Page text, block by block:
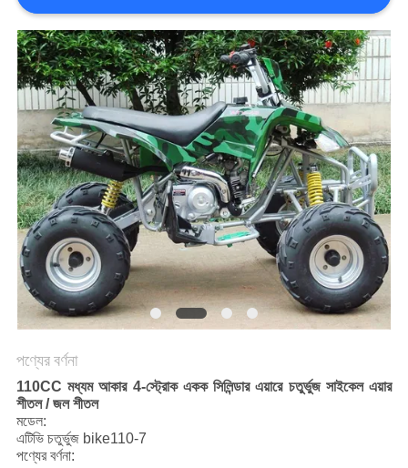
সাইট
ম্যাপ
গোপনীয়তা
নীতি
পণ্যের বর্ণনা
110CC মধ্যম আকার 4-স্ট্রোক একক সিলিন্ডার এয়ারে চতুর্ভুজ সাইকেল এয়ার
শীতল / জল শীতল
মডেল:
এটিভি চতুর্ভুজ bike110-7
পণ্যের বর্ণনা: